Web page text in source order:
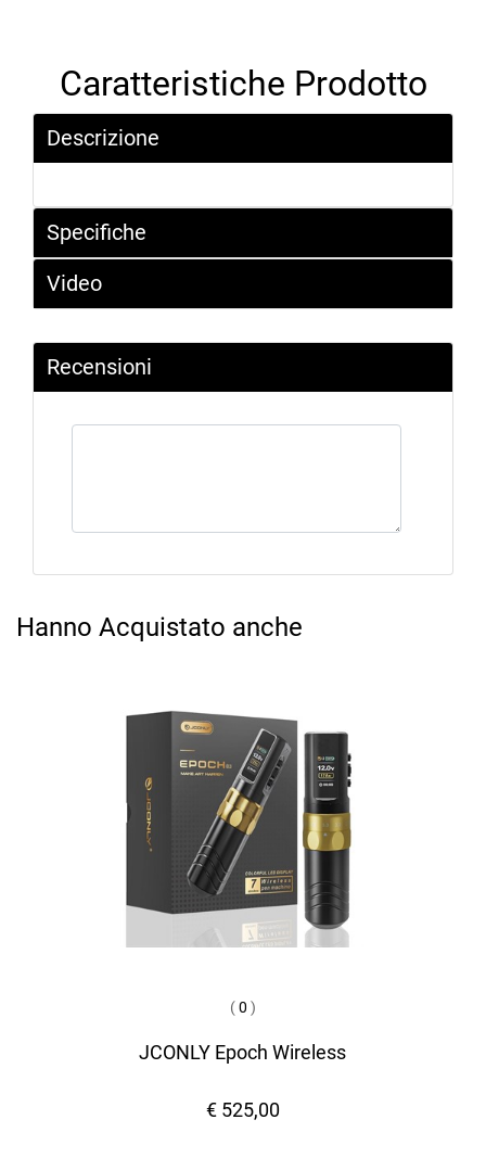
Caratteristiche Prodotto
Descrizione
Specifiche
Video
Recensioni
Hanno Acquistato anche
(0 )
JCONLY Epoch Wireless
€ 525,00